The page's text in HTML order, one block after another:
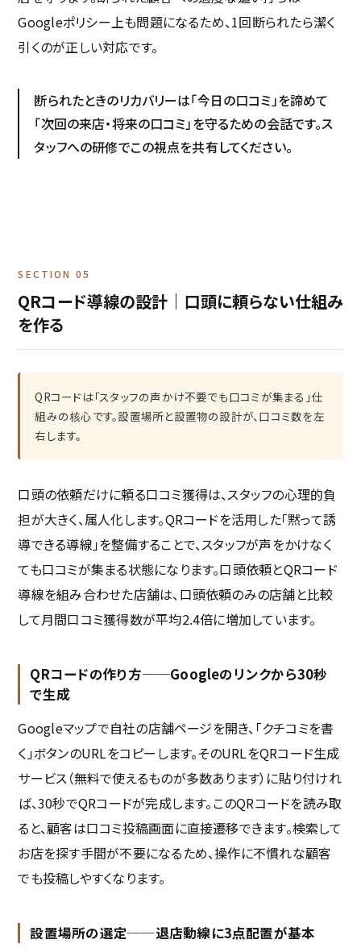
Googleポリシー上も問題になるため、1回断られたら潔く
引くのが正しい対応です。
断られたときのリカバリーは「今日の口コミ」を諦めて
「次回の来店・将来の口コミ」を守るための会話です。ス
タッフへの研修でこの視点を共有してください。
SECTION 05
QRコード導線の設計｜口頭に頼らない仕組み
を作る
QRコードは「スタッフの声かけ不要でも口コミが集まる」仕
組みの核心です。設置場所と設置物の設計が、口コミ数を左
右します。
口頭の依頼だけに頼る口コミ獲得は、スタッフの心理的負
担が大きく、属人化します。QRコードを活用した「黙って誘
導できる導線」を整備することで、スタッフが声をかけなく
ても口コミが集まる状態になります。口頭依頼とQRコード
導線を組み合わせた店舗は、口頭依頼のみの店舗と比較
して月間口コミ獲得数が平均2.4倍に増加しています。
QRコードの作り方──Googleのリンクから30秒
で生成
Googleマップで自社の店舗ページを開き、「クチコミを書
く」ボタンのURLをコピーします。そのURLをQRコード生成
サービス（無料で使えるものが多数あります）に貼り付けれ
ば、30秒でQRコードが完成します。このQRコードを読み取
ると、顧客は口コミ投稿画面に直接遷移できます。検索して
お店を探す手間が不要になるため、操作に不慣れな顧客
でも投稿しやすくなります。
設置場所の選定──退店動線に3点配置が基本